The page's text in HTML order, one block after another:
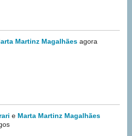
Martinz Magalhães agora
e Marta Martinz Magalhães